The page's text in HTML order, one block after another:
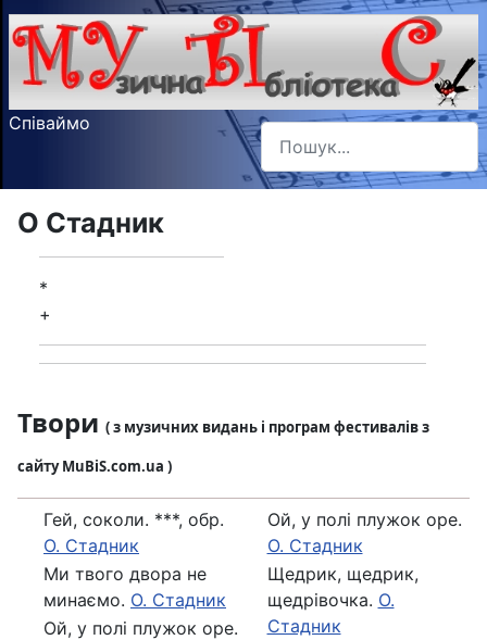
Співаймо Пошук
Type 2 or more characters
О Стадник
*
+
Твори ( з музичних видань і програм фестивалів з
сайту MuBiS.com.ua )
Гей, соколи. ***, обр.
О. Стадник
Ми твого двора не
минаємо. О. Стадник
Ой, у полi плужок оре.
Ой, у полi плужок оре.
О. Стадник
Щедрик, щедрик,
щедрiвочка. О.
Стадник